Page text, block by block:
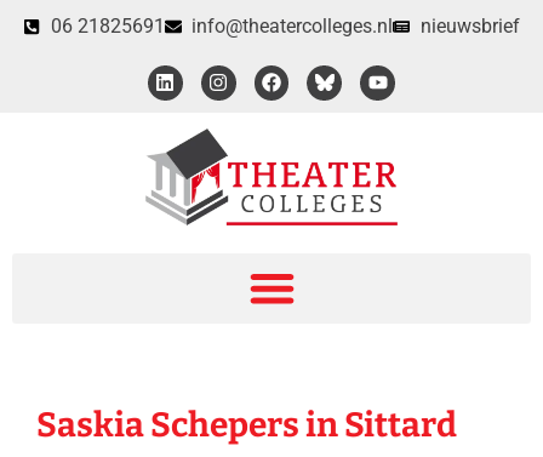
06 21825691 info@theatercolleges.nl nieuwsbrief
Saskia Schepers in Sittard